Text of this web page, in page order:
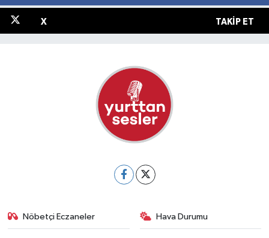
X TAKIP ET
Nöbetçi Eczaneler Hava Durumu